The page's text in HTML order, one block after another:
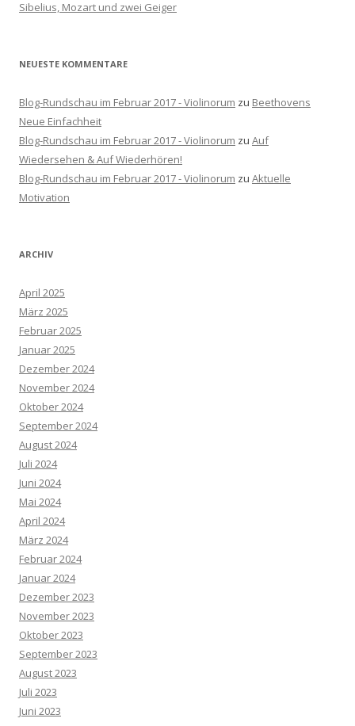
Sibelius, Mozart und zwei Geiger
NEUESTE KOMMENTARE
Blog-Rundschau im Februar 2017 - Violinorum zu Beethovens
Neue Einfachheit
Blog-Rundschau im Februar 2017 - Violinorum zu Auf
Wiedersehen & Auf Wiederhören!
Blog-Rundschau im Februar 2017 - Violinorum zu Aktuelle
Motivation
ARCHIV
April 2025
März 2025
Februar 2025
Januar 2025
Dezember 2024
November 2024
Oktober 2024
September 2024
August 2024
Juli 2024
Juni 2024
Mai 2024
April 2024
März 2024
Februar 2024
Januar 2024
Dezember 2023
November 2023
Oktober 2023
September 2023
August 2023
Juli 2023
Juni 2023